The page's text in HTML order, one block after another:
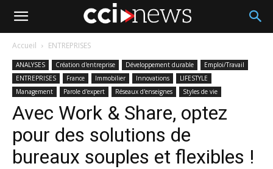
Accueil ENTREPRISES
ANALYSES Création d'entreprise Développement durable
Emploi/Travail
ENTREPRISES
France Immobilier Innovations
LIFESTYLE
Management
Parole d'expert Réseaux d'enseignes Styles de vie
Avec Work & Share, optez
pour des solutions de
bureaux souples et flexibles !